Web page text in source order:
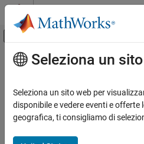
Vai al contenuto
Attiva/disattiva
Pagina iniziale della documentazione
Contenuto principale
Seleziona un
Seleziona un sito web per
disponibile e vedere eventi e offerte
geografica, ti consigliamo di